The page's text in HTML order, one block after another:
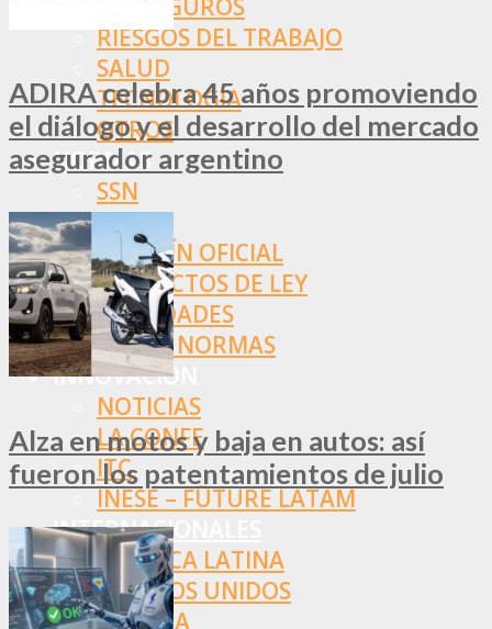
REASEGUROS
RIESGOS DEL TRABAJO
SALUD
TECNOLOGÍA
OTROS
NORMAS
SSN
SRT
BOLETÍN OFICIAL
PROYECTOS DE LEY
SOCIEDADES
OTRAS NORMAS
INNOVACIÓN
NOTICIAS
LA CONFE
ITC
INESE – FÜTURE LATAM
INTERNACIONALES
AMÉRICA LATINA
ESTADOS UNIDOS
EUROPA
ADIRA celebra 45 años promoviendo
el diálogo y el desarrollo del mercado
asegurador argentino
Alza en motos y baja en autos: así
fueron los patentamientos de julio